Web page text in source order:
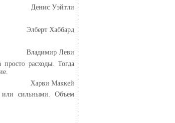
Денис Уэйтли
Элберт Хаббард
Владимир Леви
расходы. Тогда
Харви Маккей
или сильными. Объем